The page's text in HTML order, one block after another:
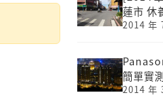
蓮市 休
2014 年
簡單實
2014 年